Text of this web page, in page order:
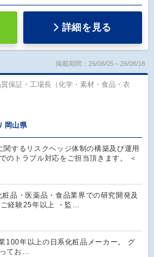
詳細を見る
掲載期間：26/08/05～26/08/18
保証・工場長（化学・素材・食品・衣
岡山県
関するリスクヘッジ体制の構築及び運用
のトラブル対応をご担当頂きます。 ＜
粧品・医薬品・食品業界での研究開発及
経験25年以上 ・監…
100年以上の日系化粧品メーカー。 グ
てお…